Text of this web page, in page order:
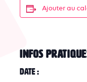
Ajouter au
INFOS
Date :